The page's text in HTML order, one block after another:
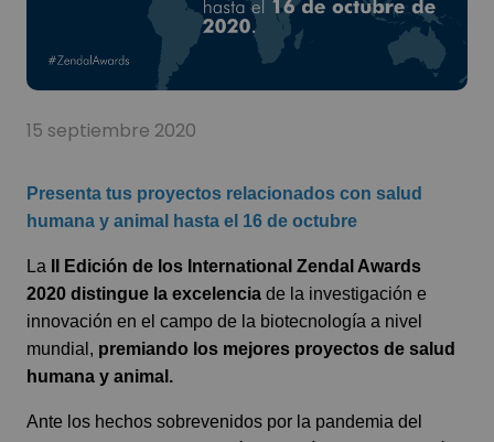
15 septiembre 2020
Presenta tus proyectos relacionados con salud
humana y animal hasta el 16 de octubre
La
II Edición de los International Zendal Awards
2020 distingue la excelencia de la investigación e
innovación en el campo de la biotecnología a nivel
mundial, premiando los mejores proyectos de salud
humana y animal .
Ante los hechos sobrevenidos por la pandemia del